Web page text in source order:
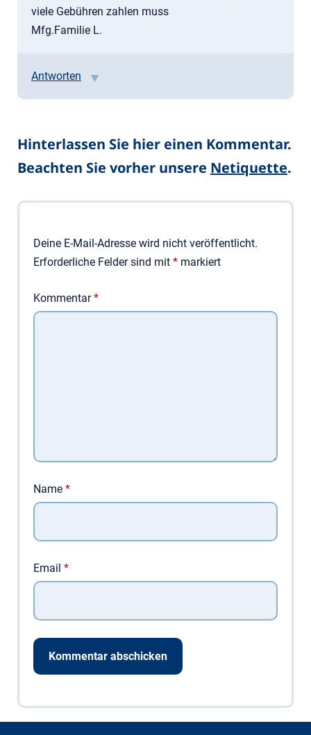
viele Gebühren zahlen muss
Mfg.Familie L.
Antworten
Hinterlassen Sie hier einen Kommentar.
Beachten Sie vorher unsere Netiquette.
Deine E-Mail-Adresse wird nicht veröffentlicht.
Erforderliche Felder sind mit * markiert
Kommentar*
Name *
Email *